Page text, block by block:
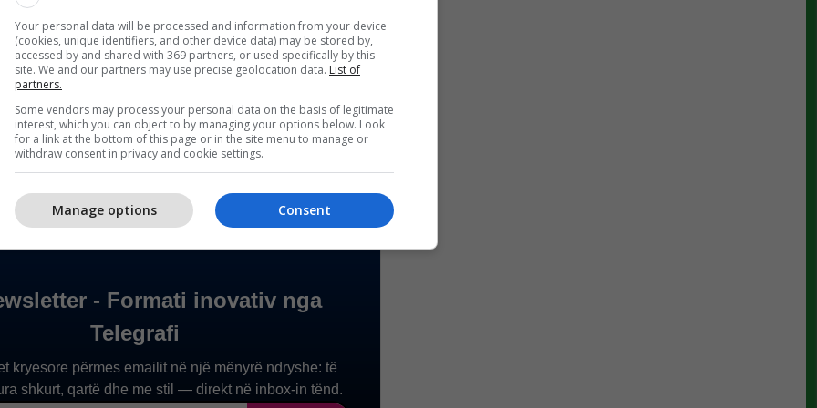
italiane edhe kishte raportime se Zhegrova
në sistemin e Franco Fodas para përballjes
mes Sllovakisë do të zhvillohet nga ora
Your personal data will be processed and information from your device
(cookies, unique identifiers, and other device data) may be stored by,
accessed by and shared with 369 partners, or used specifically by this
site. We and our partners may use precise geolocation data. List of
partners.
Some vendors may process your personal data on the basis of legitimate
interest, which you can object to by managing your options below. Look
for a link at the bottom of this page or in the site menu to manage or
withdraw consent in privacy and cookie settings.
Consent
Manage options